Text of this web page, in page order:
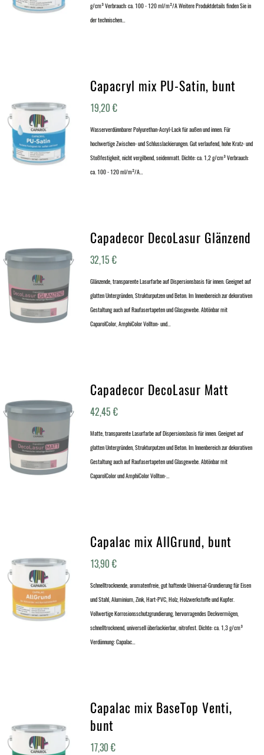
g/cm³ Verbrauch: ca. 100 - 120 ml/m²/A Weitere Produktdetails finden Sie in
der technischen…
Capacryl mix PU-Satin, bunt
19,20€
Wasserverdünnbarer Polyurethan-Acryl-Lack für außen und innen. Für
hochwertige Zwischen- und Schlusslackierungen. Gut verlaufend, hohe Kratz- und
Stoßfestigkeit, nicht vergilbend, seidenmatt. Dichte: ca. 1,2 g/cm³ Verbrauch:
ca. 100 - 120 ml/m²/A…
Capadecor DecoLasur Glänzend
32,15€
Glänzende, transparente Lasurfarbe auf Dispersionsbasis für innen. Geeignet auf
glatten Untergründen, Strukturputzen und Beton. Im Innenbereich zur dekorativen
Gestaltung auch auf Raufasertapeten und Glasgewebe. Abtönbar mit
CaparolColor, AmphiColor Vollton- und…
Capadecor DecoLasur Matt
42,45€
Matte, transparente Lasurfarbe auf Dispersionsbasis für innen. Geeignet auf
glatten Untergründen, Strukturputzen und Beton. Im Innenbereich zur dekorativen
Gestaltung auch auf Raufasertapeten und Glasgewebe. Abtönbar mit
CaparolColor und AmphiColor Vollton-…
Capalac mix AllGrund, bunt
13,90€
Schnelltrocknende, aromatenfreie, gut haftende Universal-Grundierung für Eisen
und Stahl, Aluminium, Zink, Hart-PVC, Holz, Holzwerkstoffe und Kupfer.
Vollwertige Korrosionsschutzgrundierung, hervorragendes Deckvermögen,
schnelltrocknend, universell überlackierbar, nitrofest. Dichte: ca. 1,3 g/cm³
Verdünnung: Capalac…
Capalac mix BaseTop Venti,
bunt
17,30€